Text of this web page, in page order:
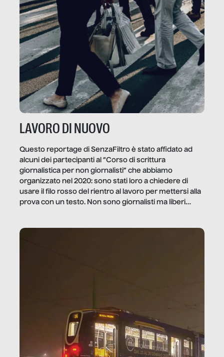
LAVORO DI NUOVO
Questo reportage di SenzaFiltro è stato affidato ad
alcuni dei partecipanti al “Corso di scrittura
giornalistica per non giornalisti” che abbiamo
organizzato nel 2020: sono stati loro a chiedere di
usare il filo rosso del rientro al lavoro per mettersi alla
prova con un testo. Non sono giornalisti ma liberi